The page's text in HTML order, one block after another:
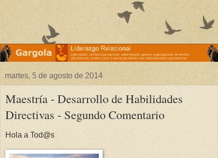
martes, 5 de agosto de 2014
Maestría - Desarrollo de Habilidades
Directivas - Segundo Comentario
Hola a Tod@s